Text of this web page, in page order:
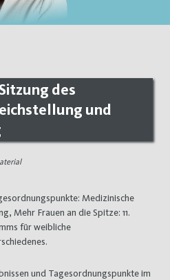
des
und
Mehr Frauen an die Spitze: 11.
für weibliche
und Tagesordnungspunkte im